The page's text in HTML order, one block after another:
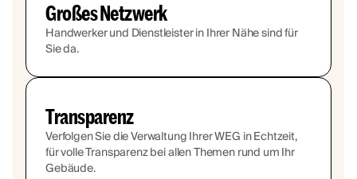
Großes Netzwerk
Handwerker und Dienstleister in Ihrer Nähe sind für
Sie da.
Transparenz
Verfolgen Sie die Verwaltung Ihrer WEG in Echtzeit,
für volle Transparenz bei allen Themen rund um Ihr
Gebäude.